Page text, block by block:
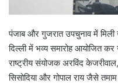
पंजाब और गुजरात उपचुनाव में
दिल्ली में भव्य समारोह आयोजित कर
राष्ट्रीय संयोजक अरविंद
सिसोदिया और गोपाल राय जैसे